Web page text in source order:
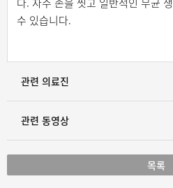
수 있습니다.
관련 의료진
관련 동영상
목록